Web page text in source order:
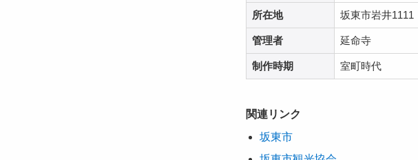
所在地 坂東市岩井1111
管理者 延命寺
制作時期 室町時代
関連リンク
坂東市